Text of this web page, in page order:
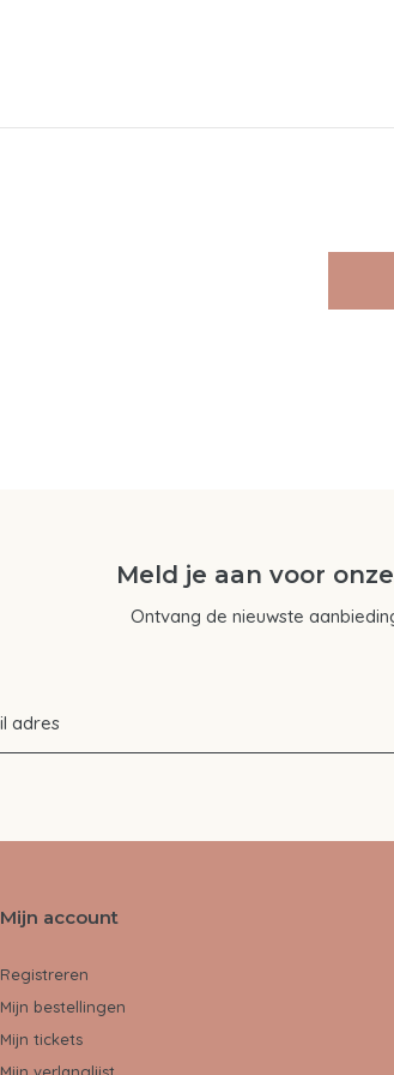
Meld je aan voor
Ontvang de nieuwste
Mijn account
Registreren
Mijn bestellingen
Mijn tickets